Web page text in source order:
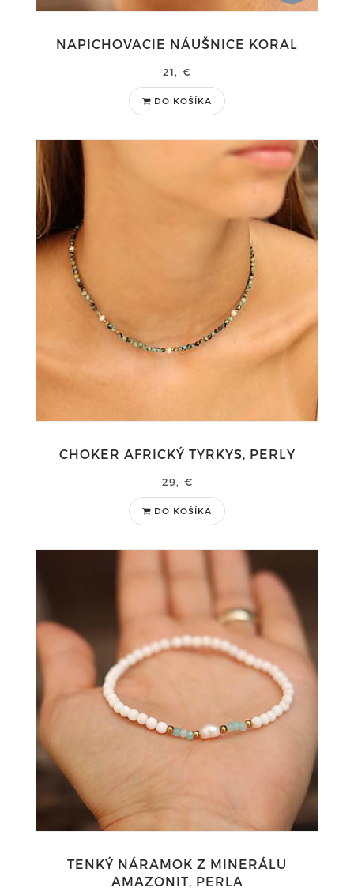
NAPICHOVACIE NÁUŠNICE KORAL
21,-€
DO KOŠÍKA
CHOKER AFRICKÝ TYRKYS, PERLY
29,-€
DO KOŠÍKA
TENKÝ NÁRAMOK Z MINERÁLU
AMAZONIT, PERLA